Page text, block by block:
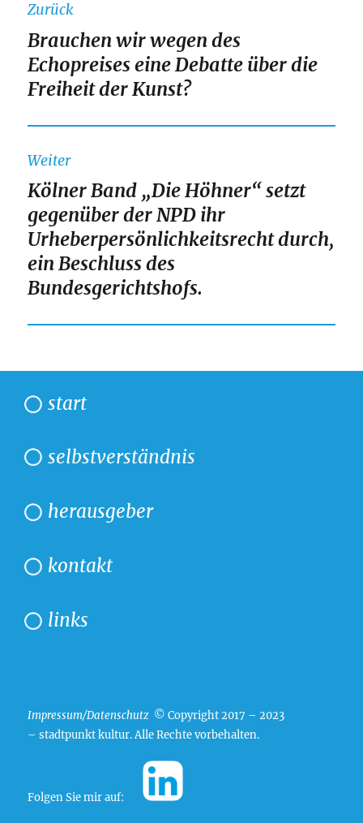
Zurück
Vorheriger
Beitrag:
Brauchen wir wegen des
Echopreises eine Debatte über die
Freiheit der Kunst?
Weiter
Nächster
Beitrag:
Kölner Band „Die Höhner“ setzt
gegenüber der NPD ihr
Urheberpersönlichkeitsrecht durch,
ein Beschluss des
Bundesgerichtshofs.
start
selbstverständnis
herausgeber
kontakt
links
Impressum/Datenschutz © Copyright 2017 – 2023
– stadtpunkt kultur. Alle Rechte vorbehalten.
Folgen Sie mir auf: